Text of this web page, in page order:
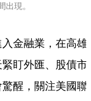
現。
金融業，在高雄
盯外匯、股債市
醒，關注美國聯